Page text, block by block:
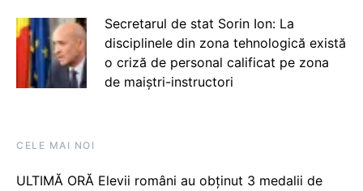
Secretarul de stat Sorin Ion: La
disciplinele din zona tehnologică există
o criză de personal calificat pe zona
de maiștri-instructori
CELE MAI NOI
ULTIMĂ ORĂ Elevii români au obținut 3 medalii de